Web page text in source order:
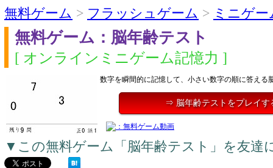
無料ゲーム > フラッシュゲーム > ミニゲー
無料ゲーム：脳年齢テスト
[ オンラインミニゲーム記憶力 ]
数字を瞬間的に記憶して、小さい数字の順に答える
⇒ 脳年齢テストをプレイす
▼この無料ゲーム「脳年齢テスト」を友達